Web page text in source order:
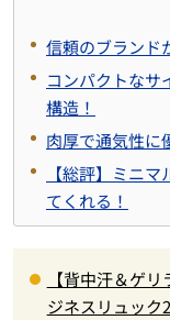
信頼のブランド
コンパクトなサ
構造！
肉厚で通気性に
【総評】ミニ
てくれる！
【背中汗＆ゲ
ジネスリュック